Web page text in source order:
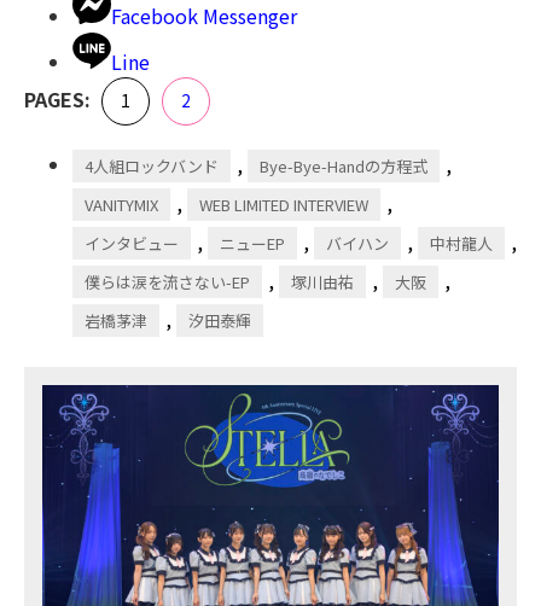
Facebook Messenger
Line
PAGES:
Page
1 Page
2
4人組ロックバンド , Bye-Bye-Handの方程式 ,
VANITYMIX , WEB LIMITED INTERVIEW ,
インタビュー , ニューEP , バイハン , 中村龍人 ,
僕らは涙を流さない-EP , 塚川由祐 , 大阪 ,
岩橋茅津 , 汐田泰輝